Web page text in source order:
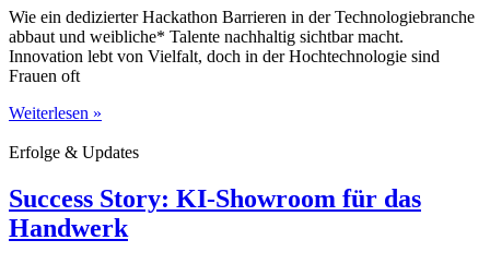
Wie ein dedizierter Hackathon Barrieren in der Technologiebranche
abbaut und weibliche* Talente nachhaltig sichtbar macht.
Innovation lebt von Vielfalt, doch in der Hochtechnologie sind
Frauen oft
Weiterlesen »
Erfolge & Updates
Success Story: KI-Showroom für das
Handwerk